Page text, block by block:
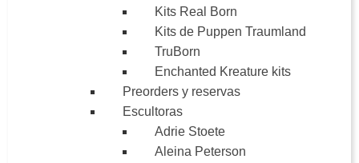
Kits Real Born
Kits de Puppen Traumland
TruBorn
Enchanted Kreature kits
Preorders y reservas
Escultoras
Adrie Stoete
Aleina Peterson